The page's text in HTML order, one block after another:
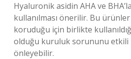
Hyaluronik asidin AHA ve
kullanılması önerilir. Bu
koruduğu için birlikte
olduğu kuruluk sorununu etkili
önleyebilir.